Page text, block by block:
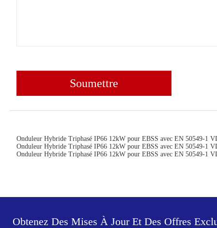
Soumettre
Onduleur Hybride Triphasé IP66 12kW pour EBSS avec EN 50549-1
Onduleur Hybride Triphasé IP66 12kW pour EBSS avec EN 50549-1
Onduleur Hybride Triphasé IP66 12kW pour EBSS avec EN 50549-1
Obtenez Des Mises À Jour Et Des Offres